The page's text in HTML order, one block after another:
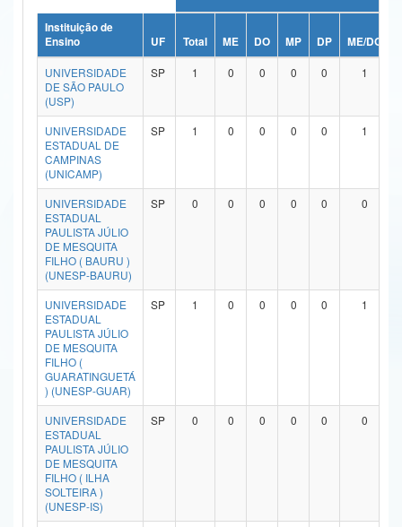
Ministério da Ciência, Tecnologia, Inovações e Comunicações
Ministério do Meio Ambiente
Ministério do Turismo
Ministério do Desenvolvimento Regional
Controladoria-Geral da União
Ministério da Mulher, da Família e dos Direitos Humanos
Secretaria-Geral
Secretaria de Governo
Gabinete de Segurança Institucional
Advocacia-Geral da União
Banco Central do Brasil
Instituição de
Ensino
UF Total ME DO MP DP ME/DO
UNIVERSIDADE
DE SÃO PAULO
(USP)
SP 1 0 0 0 0 1
UNIVERSIDADE
ESTADUAL DE
CAMPINAS
(UNICAMP)
SP 1 0 0 0 0 1
UNIVERSIDADE
ESTADUAL
PAULISTA JÚLIO
DE MESQUITA
FILHO ( BAURU )
(UNESP-BAURU)
SP 0 0 0 0 0 0
UNIVERSIDADE
ESTADUAL
PAULISTA JÚLIO
DE MESQUITA
FILHO (
GUARATINGUETÁ
) (UNESP-GUAR)
SP 1 0 0 0 0 1
UNIVERSIDADE
ESTADUAL
PAULISTA JÚLIO
DE MESQUITA
FILHO ( ILHA
SOLTEIRA )
(UNESP-IS)
SP 0 0 0 0 0 0